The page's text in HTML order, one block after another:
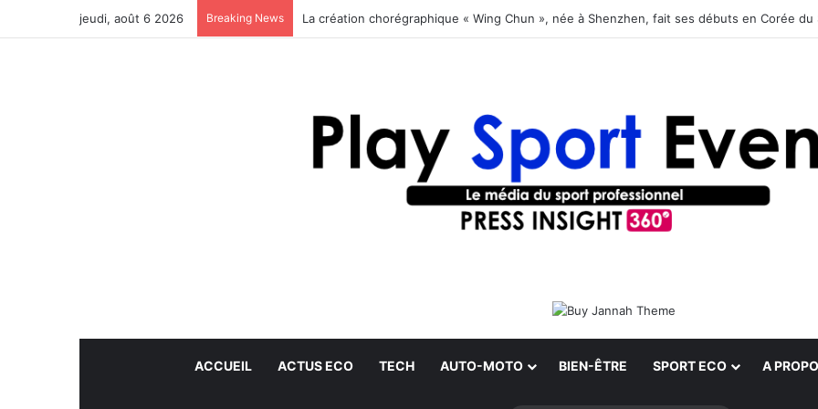
jeudi, août 6 2026 Breaking News La création chorégraphique « Wing Chun », née à Shenzhen, fait ses débuts en Corée du
ACCUEIL ACTUS ECO TECH AUTO-MOTO BIEN-ÊTRE SPORT ECO A